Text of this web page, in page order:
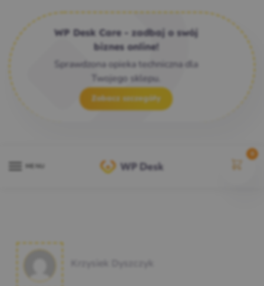
WP Desk Care - zadbaj o swój
biznes online!
Sprawdzona opieka techniczna dla
Twojego sklepu.
Zobacz szczegóły